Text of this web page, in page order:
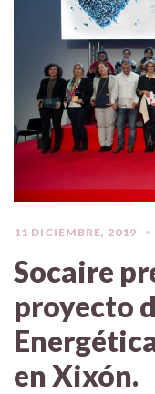
11 DICIEMBRE, 2019
Socaire
proyecto
en Xixón.